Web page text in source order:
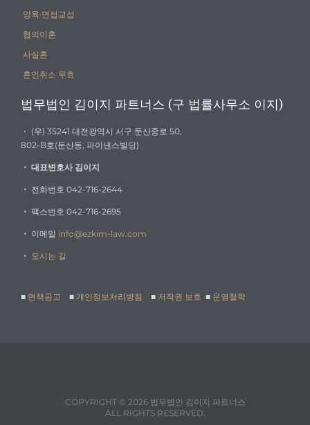
양육·면접교섭
협의이혼
사실혼
혼인취소·무효
법무법인 김이지 파트너스 (구 법률사무소 이지)
・ (우) 35241 대전광역시 서구 둔산중로 50,
802-B호(둔산동, 파이낸스빌딩)
・ 대표변호사 김이지
・ 전화번호 042-716-2644
・ 팩스번호 042-716-2695
・ 이메일 info@ezkim-law.com
・ 오시는 길
■ 면책공고 ■ 개인정보처리방침 ■ 저작권 보호 ■ 운영철학
COPYRIGHT © 2026 법무법인 김이지 파트너스
ALL RIGHTS RESERVED.